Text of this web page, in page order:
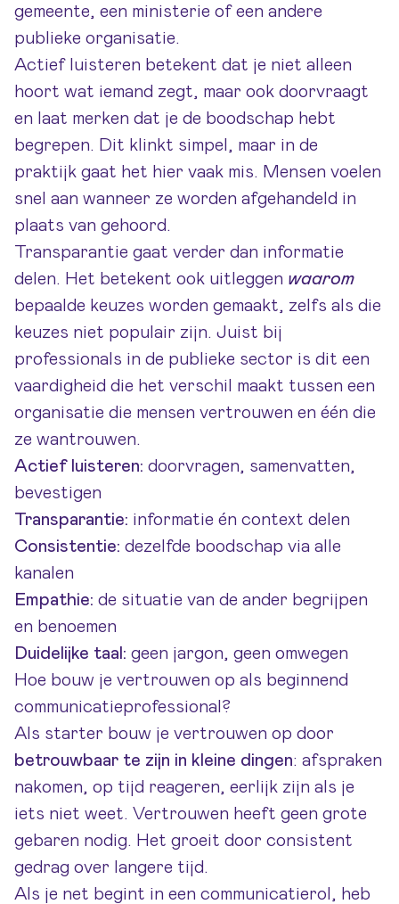
gemeente, een ministerie of een andere
publieke organisatie.
Actief luisteren betekent dat je niet alleen
hoort wat iemand zegt, maar ook doorvraagt
en laat merken dat je de boodschap hebt
begrepen. Dit klinkt simpel, maar in de
praktijk gaat het hier vaak mis. Mensen voelen
snel aan wanneer ze worden afgehandeld in
plaats van gehoord.
Transparantie gaat verder dan informatie
delen. Het betekent ook uitleggen waarom
bepaalde keuzes worden gemaakt, zelfs als die
keuzes niet populair zijn. Juist bij
professionals in de publieke sector is dit een
vaardigheid die het verschil maakt tussen een
organisatie die mensen vertrouwen en één die
ze wantrouwen.
Actief luisteren: doorvragen, samenvatten,
bevestigen
Transparantie: informatie én context delen
Consistentie: dezelfde boodschap via alle
kanalen
Empathie: de situatie van de ander begrijpen
en benoemen
Duidelijke taal: geen jargon, geen omwegen
Hoe bouw je vertrouwen op als beginnend
communicatieprofessional?
Als starter bouw je vertrouwen op door
betrouwbaar te zijn in kleine dingen: afspraken
nakomen, op tijd reageren, eerlijk zijn als je
iets niet weet. Vertrouwen heeft geen grote
gebaren nodig. Het groeit door consistent
gedrag over langere tijd.
Als je net begint in een communicatierol, heb